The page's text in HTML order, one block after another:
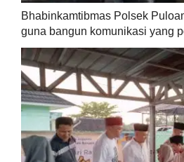
Bhabinkamtibmas Polsek
guna bangun komunikasi yang